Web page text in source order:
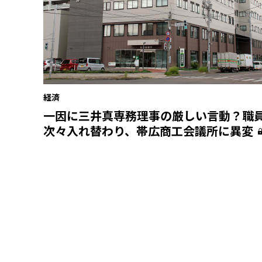
経済
一因に三井真専務理事の厳しい言動？職
次々入れ替わり、帯広商工会議所に異変